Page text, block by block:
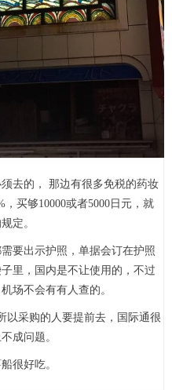
去的， 那边有很多免税的药妆
买够10000或者5000日元，就
定。
要出示护照，单据会订在护照
里，国内是不让使用的，不过
场不会有有人查的。
以采购的人要提前去，国际通很
成问题。
很好吃。